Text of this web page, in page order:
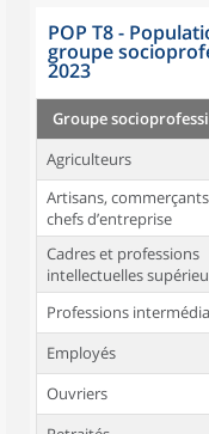
POP T8 -
groupe
2023
Groupe
Agriculteurs
Artisans,
chefs d’entreprise
Cadres et professions
intellectuelles
Professions
Employés
Ouvriers